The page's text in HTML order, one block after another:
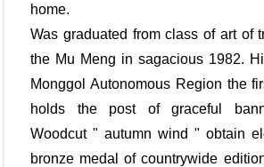
home.
Was graduated from class of art of
the Mu Meng in sagacious 1982.
Monggol Autonomous Region the
holds the post of graceful
Woodcut " autumn wind " obtain
bronze medal of countrywide